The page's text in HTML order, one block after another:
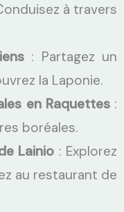
à travers
: Partagez un
la Laponie.
en Raquettes:
boréales.
Lainio : Explorez
au restaurant de